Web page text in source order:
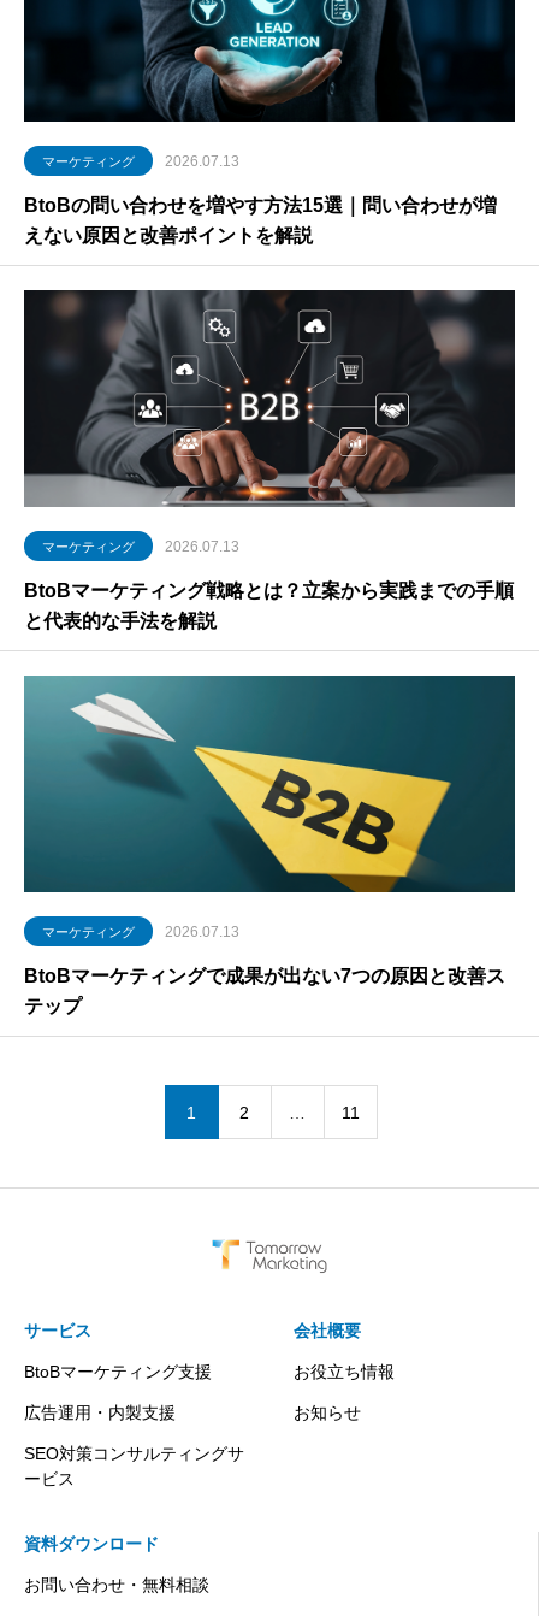
マーケティング 2026.07.13
BtoBの問い合わせを増やす方法15選｜問い合わせが増
えない原因と改善ポイントを解説
マーケティング 2026.07.13
BtoBマーケティング戦略とは？立案から実践までの手順
と代表的な手法を解説
マーケティング 2026.07.13
BtoBマーケティングで成果が出ない7つの原因と改善ス
テップ
1 2 11
サービス
BtoBマーケティング支援
広告運用・内製支援
SEO対策コンサルティングサ
ービス
会社概要
お役立ち情報
お知らせ
資料ダウンロード
お問い合わせ・無料相談